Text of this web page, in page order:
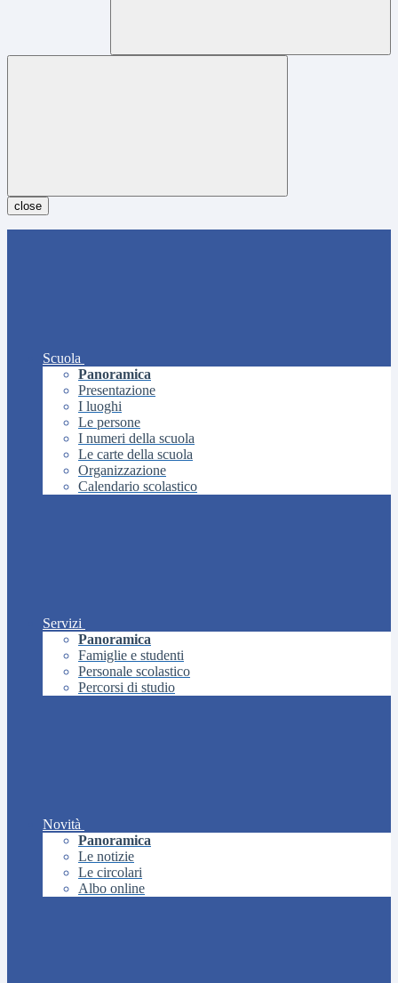
close
Scuola
Panoramica
Presentazione
I luoghi
Le persone
I numeri della scuola
Le carte della scuola
Organizzazione
Calendario scolastico
Servizi
Panoramica
Famiglie e studenti
Personale scolastico
Percorsi di studio
Novità
Panoramica
Le notizie
Le circolari
Albo online